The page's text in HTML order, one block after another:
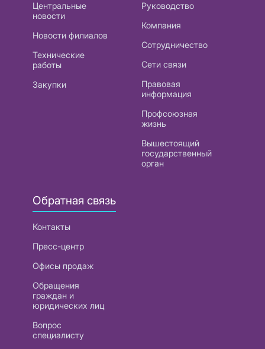
Центральные
новости
Новости филиалов
Технические
работы
Закупки
Руководство
Компания
Сотрудничество
Сети связи
Правовая
информация
Профсоюзная
жизнь
Вышестоящий
государственный
орган
Обратная связь
Контакты
Пресс-центр
Офисы продаж
Обращения
граждан и
юридических лиц
Вопрос
специалисту